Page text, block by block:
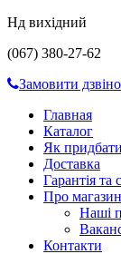
Нд вихідний
(067) 380-27-62
Замовити
Главная
Каталог
Як придбати
Доставка
Гарантія та
Про магазин
Наші
Контакти